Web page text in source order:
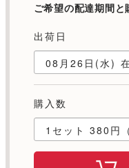
ご希望の配達期間
出荷日
購入数